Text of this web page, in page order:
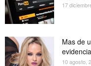
17
Mas de
10 agosto,